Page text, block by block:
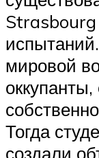
мировой
Тогда
создали